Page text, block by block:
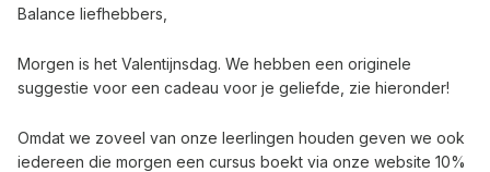
Balance liefhebbers,
Morgen is het Valentijnsdag. We hebben een originele
suggestie voor een cadeau voor je geliefde, zie hieronder!
Omdat we zoveel van onze leerlingen houden geven we ook
iedereen die morgen een cursus boekt via onze website 10%